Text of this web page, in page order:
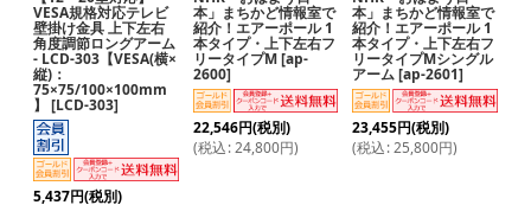
VESA規格対応テレビ
壁掛け金具 上下左右
角度調節ロングアーム
- LCD-303【VESA(横×
縦)：
75×75/100×100mm
】
[LCD-303]
5,437円(税別)
本」まちかど情報室で
紹介！エアーポール 1
本タイプ・上下左右フ
リータイプM [ap-
2600]
22,546円(税別)
(税込: 24,800円)
本」まちかど情報室で
紹介！エアーポール 1
本タイプ・上下左右フ
リータイプMシングル
アーム [ap-2601]
23,455円(税別)
(税込: 25,800円)